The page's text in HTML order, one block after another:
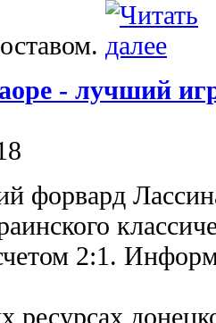
- лучший
форвард
2:1.
ресурсах